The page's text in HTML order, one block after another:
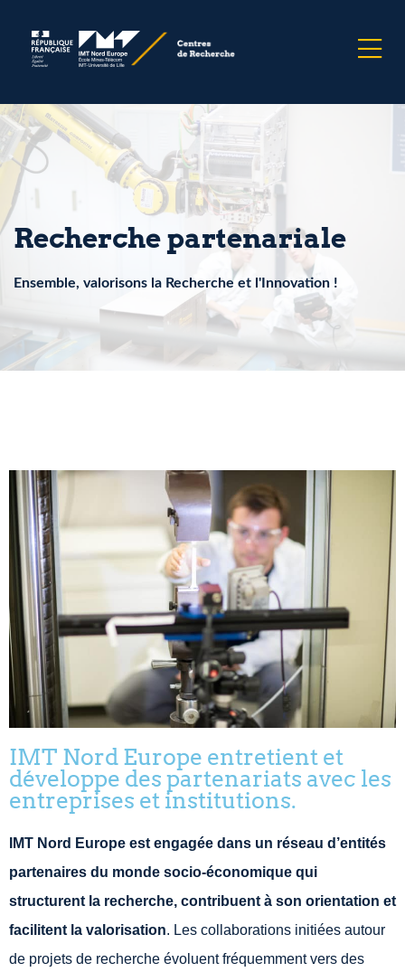
Recherche partenariale
Ensemble, valorisons la Recherche et l'Innovation !
IMT Nord Europe entretient et
développe des partenariats avec les
entreprises et institutions.
IMT Nord Europe est engagée dans un réseau d’entités
partenaires du monde socio-économique qui
structurent la recherche, contribuent à son orientation et
facilitent la valorisation. Les collaborations initiées autour
de projets de recherche évoluent fréquemment vers des